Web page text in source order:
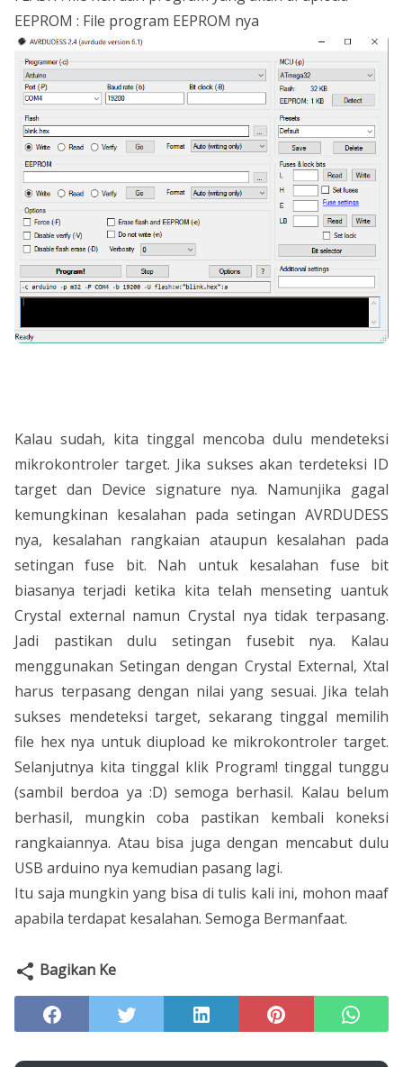
EEPROM : File program EEPROM nya
Kalau sudah, kita tinggal mencoba dulu mendeteksi
mikrokontroler target. Jika sukses akan terdeteksi ID
target dan Device signature nya. Namunjika gagal
kemungkinan kesalahan pada setingan AVRDUDESS
nya, kesalahan rangkaian ataupun kesalahan pada
setingan fuse bit. Nah untuk kesalahan fuse bit
biasanya terjadi ketika kita telah menseting uantuk
Crystal external namun Crystal nya tidak terpasang.
Jadi pastikan dulu setingan fusebit nya. Kalau
menggunakan Setingan dengan Crystal External, Xtal
harus terpasang dengan nilai yang sesuai. Jika telah
sukses mendeteksi target, sekarang tinggal memilih
file hex nya untuk diupload ke mikrokontroler target.
Selanjutnya kita tinggal klik Program! tinggal tunggu
(sambil berdoa ya :D) semoga berhasil. Kalau belum
berhasil, mungkin coba pastikan kembali koneksi
rangkaiannya. Atau bisa juga dengan mencabut dulu
USB arduino nya kemudian pasang lagi.
Itu saja mungkin yang bisa di tulis kali ini, mohon maaf
apabila terdapat kesalahan. Semoga Bermanfaat.
Bagikan Ke